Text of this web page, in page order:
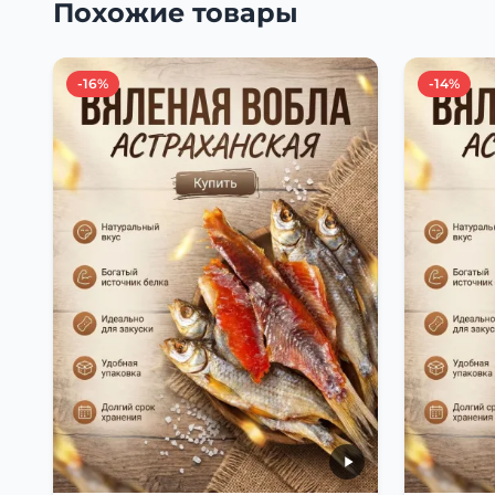
Похожие товары
-16% -14%